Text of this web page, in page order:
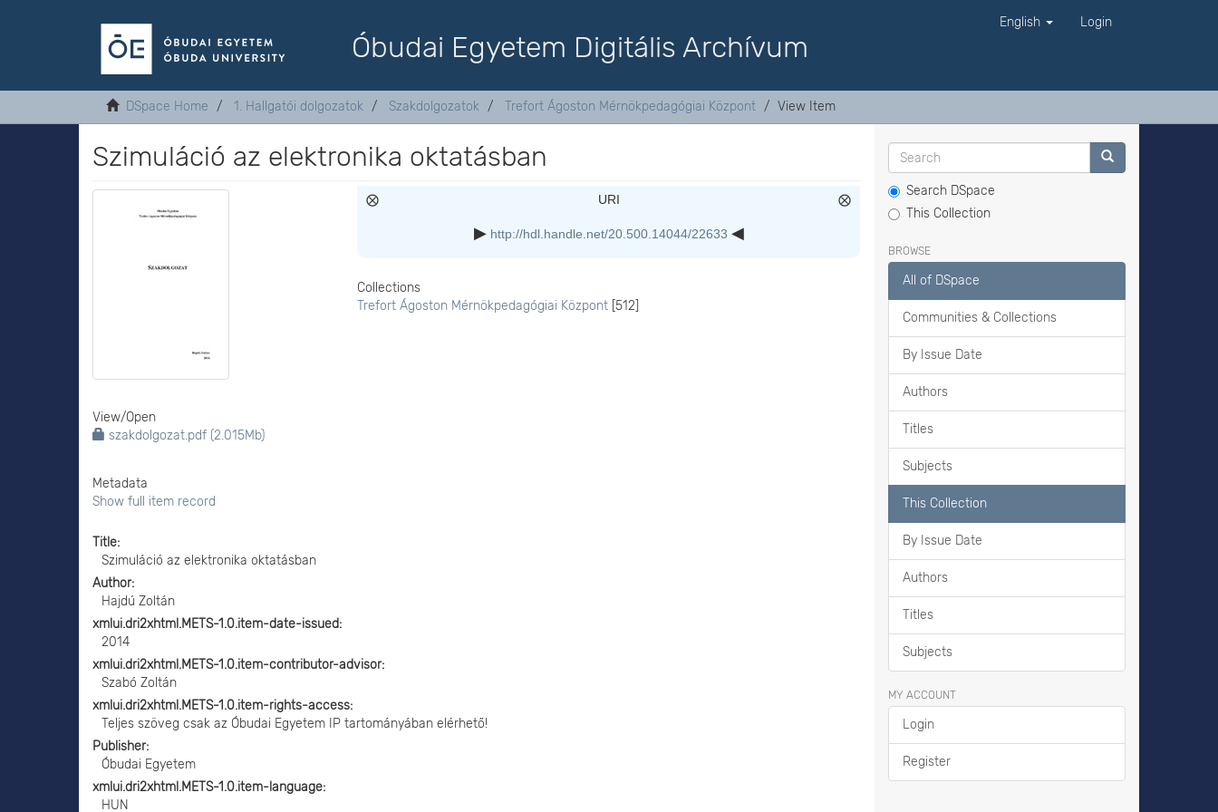
Óbudai Egyetem Digitális Archívum
English Login
DSpace Home 1. Hallgatói dolgozatok Szakdolgozatok Trefort Ágoston Mérnökpedagógiai Központ View Item
Szimuláció az elektronika oktatásban
View/Open
szakdolgozat.pdf (2.015Mb)
Metadata
Show full item record
URI
http://hdl.handle.net/20.500.14044/22633
Collections
Trefort Ágoston Mérnökpedagógiai Központ [512]
Title
Szimuláció az elektronika oktatásban
Author
Hajdú Zoltán
xmlui.dri2xhtml.METS-1.0.item-date-issued
2014
xmlui.dri2xhtml.METS-1.0.item-contributor-advisor
Szabó Zoltán
xmlui.dri2xhtml.METS-1.0.item-rights-access
Teljes szöveg csak az Óbudai Egyetem IP tartományában elérhető!
Publisher
Óbudai Egyetem
xmlui.dri2xhtml.METS-1.0.item-language
HUN
Search DSpace
This Collection
BROWSE
All of DSpace
Communities & Collections
By Issue Date
Authors
Titles
Subjects
This Collection
By Issue Date
Authors
Titles
Subjects
MY ACCOUNT
Login
Register